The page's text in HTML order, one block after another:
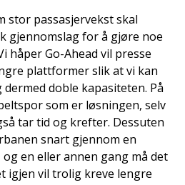
stor passasjervekst skal
gjennomslag for å gjøre noe
håper Go-Ahead vil presse
plattformer slik at vi kan
doble kapasiteten. På
som er løsningen, selv
tar tid og krefter. Dessuten
snart gjennom en
en eller annen gang må det
igjen vil trolig kreve lengre